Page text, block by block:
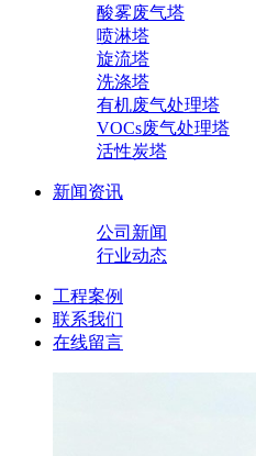
酸雾废气塔
喷淋塔
旋流塔
洗涤塔
有机废气处理塔
VOCs废气处理塔
活性炭塔
新闻资讯
公司新闻
行业动态
工程案例
联系我们
在线留言